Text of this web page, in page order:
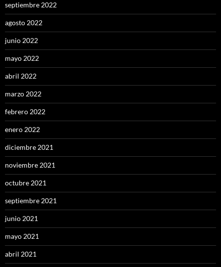
septiembre 2022
agosto 2022
junio 2022
mayo 2022
abril 2022
marzo 2022
febrero 2022
enero 2022
diciembre 2021
noviembre 2021
octubre 2021
septiembre 2021
junio 2021
mayo 2021
abril 2021